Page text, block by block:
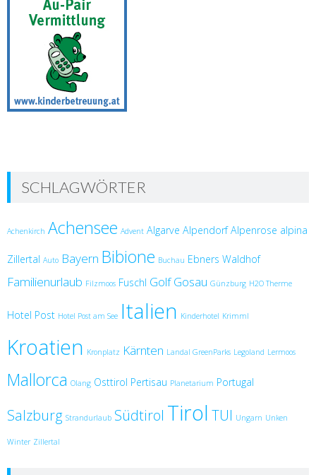
SCHLAGWÖRTER
Achenkirch Achensee Advent Algarve Alpendorf Alpenrose alpina
Zillertal Auto Bayern Bibione Buchau Ebners Waldhof
Familienurlaub Filzmoos Fuschl Golf Gosau Günzburg H2O Therme
Hotel Post Hotel Post am See Italien Kinderhotel Krimml
Kroatien Kronplatz Kärnten Landal GreenParks Legoland Lermoos
Mallorca Olang Osttirol Pertisau Planetarium Portugal
Salzburg Strandurlaub Südtirol Tirol TUI Ungarn Unken
Winter Zillertal